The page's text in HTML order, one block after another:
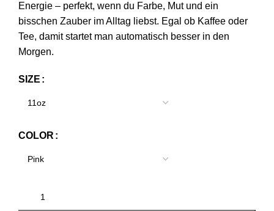
Energie – perfekt, wenn du Farbe, Mut und ein
bisschen Zauber im Alltag liebst. Egal ob Kaffee oder
Tee, damit startet man automatisch besser in den
Morgen.
SIZE
COLOR